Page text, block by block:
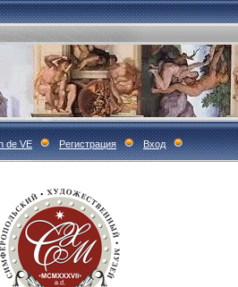
de VE Регистрация Вход